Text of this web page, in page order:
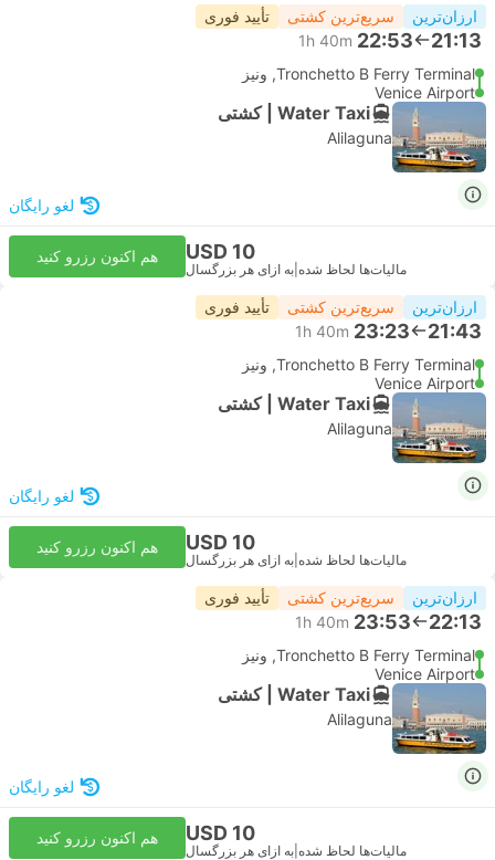
ارزان‌ترین سریع‌ترین کشتی تأیید فوری
21:13
22:53
1h 40m
Tronchetto B Ferry Terminal, ونیز
Venice Airport
Water Taxi | کشتی
Alilaguna
لغو رایگان
USD 10
مالیات‌ها لحاظ شده به ازای هر بزرگسال
هم اکنون رزرو کنید
ارزان‌ترین سریع‌ترین کشتی تأیید فوری
21:43
23:23
1h 40m
Tronchetto B Ferry Terminal, ونیز
Venice Airport
Water Taxi | کشتی
Alilaguna
لغو رایگان
USD 10
مالیات‌ها لحاظ شده به ازای هر بزرگسال
هم اکنون رزرو کنید
ارزان‌ترین سریع‌ترین کشتی تأیید فوری
22:13
23:53
1h 40m
Tronchetto B Ferry Terminal, ونیز
Venice Airport
Water Taxi | کشتی
Alilaguna
لغو رایگان
USD 10
مالیات‌ها لحاظ شده به ازای هر بزرگسال
هم اکنون رزرو کنید